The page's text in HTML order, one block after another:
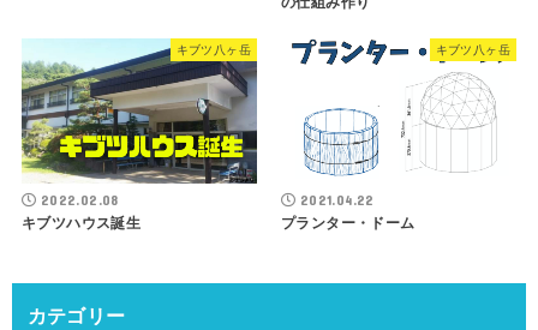
キブツ八ヶ岳
2022.02.08
キブツハウス誕生
キブツ八ヶ岳
2021.04.22
プランター・ドーム
カテゴリー